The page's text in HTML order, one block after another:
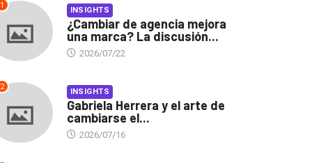
1 INSIGHTS
¿Cambiar de agencia mejora
una marca? La discusión...
2026/07/22
2 INSIGHTS
Gabriela Herrera y el arte de
cambiarse el...
2026/07/16